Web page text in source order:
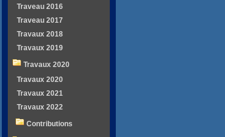
Traveau 2016
Traveau 2017
Travaux 2018
Travaux 2019
Travaux 2020
Travaux 2020
Travaux 2021
Travaux 2022
Contributions